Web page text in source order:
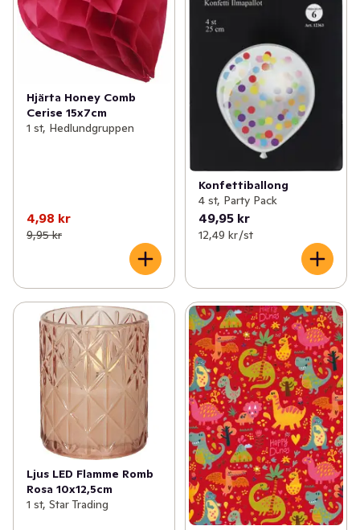
Hjärta Honey Comb
Cerise 15x7cm
1 st, Hedlundgruppen
4,98 kr
9,95 kr
Konfettiballong
4 st, Party Pack
49,95 kr
12,49 kr /st
Ljus LED Flamme Romb
Rosa 10x12,5cm
1 st, Star Trading